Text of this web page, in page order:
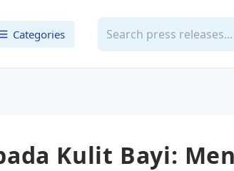
Categories
Kulit Bayi: